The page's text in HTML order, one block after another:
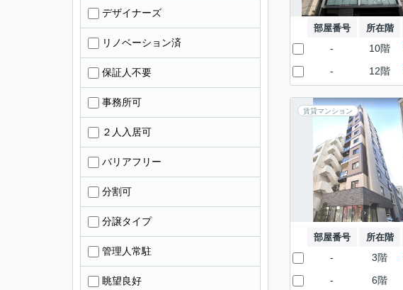
部屋番号 所在階
- 10階
- 12階
賃貸マンション
部屋番号 所在階
- 3階
- 6階
デザイナーズ
リノベーション済
保証人不要
事務所可
２人入居可
バリアフリー
分割可
分譲タイプ
管理人常駐
眺望良好